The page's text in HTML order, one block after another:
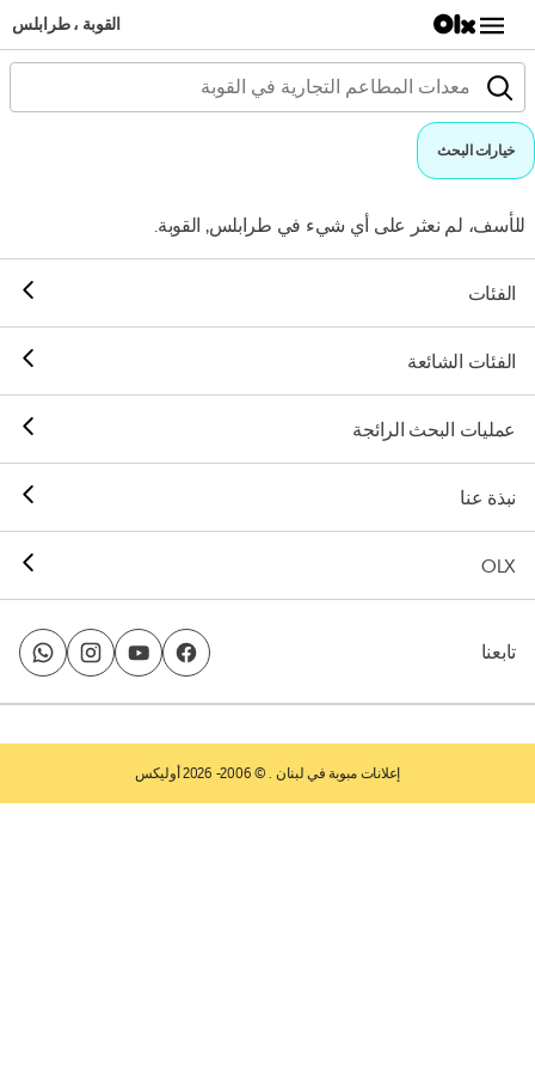
القوبة ، طرابلس
خيارات البحث
للأسف، لم نعثر على أي شيء في طرابلس, القوبة.
الفئات
الفئات الشائعة
عمليات البحث الرائجة
نبذة عنا
OLX
تابعنا
إعلانات مبوبة في لبنان . © 2006- 2026 أوليكس